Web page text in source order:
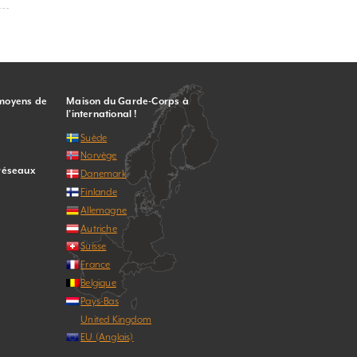
de
Maison du Garde-Corps à
l’international !
Suède
Norvège
Danemark
Finlande
Allemagne
Autriche
Suisse
France
Belgique
Pays-Bas
United Kingdom
EU (Anglais)